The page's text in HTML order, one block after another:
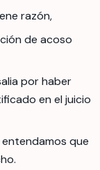
razón,
de acoso
por haber
en el juicio
que